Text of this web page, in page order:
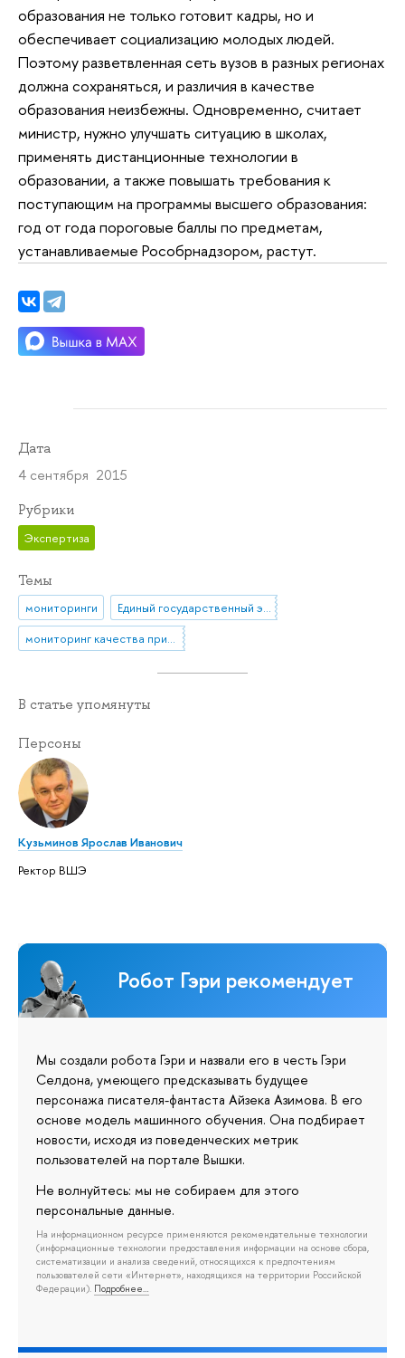
образования не только готовит кадры, но и
обеспечивает социализацию молодых людей.
Поэтому разветвленная сеть вузов в разных регионах
должна сохраняться, и различия в качестве
образования неизбежны. Одновременно, считает
министр, нужно улучшать ситуацию в школах,
применять дистанционные технологии в
образовании, а также повышать требования к
поступающим на программы высшего образования:
год от года пороговые баллы по предметам,
устанавливаемые Рособрнадзором, растут.
Дата
4 сентября 2015
Рубрики
Экспертиза
Темы
мониторинги
Единый государственный экзамен (ЕГЭ)
мониторинг качества приема в вузы
В статье упомянуты
Персоны
Кузьминов Ярослав Иванович
Ректор ВШЭ
Робот Гэри рекомендует
Мы создали робота Гэри и назвали его в честь Гэри
Селдона, умеющего предсказывать будущее
персонажа писателя-фантаста Айзека Азимова. В его
основе модель машинного обучения. Она подбирает
новости, исходя из поведенческих метрик
пользователей на портале Вышки.
Не волнуйтесь: мы не собираем для этого
персональные данные.
На информационном ресурсе применяются рекомендательные технологии
(информационные технологии предоставления информации на основе сбора,
систематизации и анализа сведений, относящихся к предпочтениям
пользователей сети «Интернет», находящихся на территории Российской
Федерации). Подробнее…